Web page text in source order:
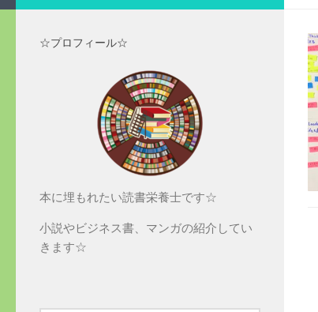
☆プロフィール☆
本に埋もれたい読書栄養士です☆
小説やビジネス書、マンガの紹介してい
きます☆